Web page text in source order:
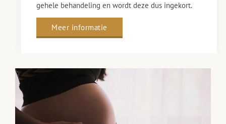
gehele behandeling en wordt deze dus ingekort.
Meer informatie